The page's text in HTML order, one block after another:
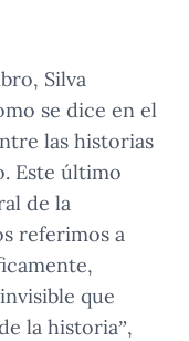
Silva
se dice en el
las historias
Este último
de la
referimos a
que
la historia”,